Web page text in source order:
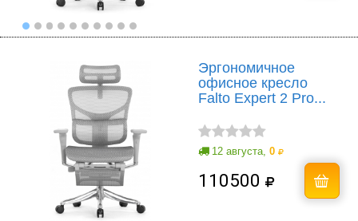
Эргономичное
офисное кресло
Falto Expert 2 Pro...
12 августа, 0
110500